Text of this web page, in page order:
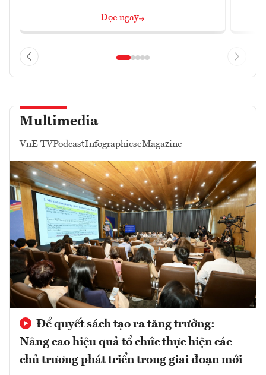
Đọc ngay
Multimedia
VnE TVPodcastInfographicseMagazine
Để quyết sách tạo ra tăng trưởng:
Nâng cao hiệu quả tổ chức thực hiện các
chủ trương phát triển trong giai đoạn mới